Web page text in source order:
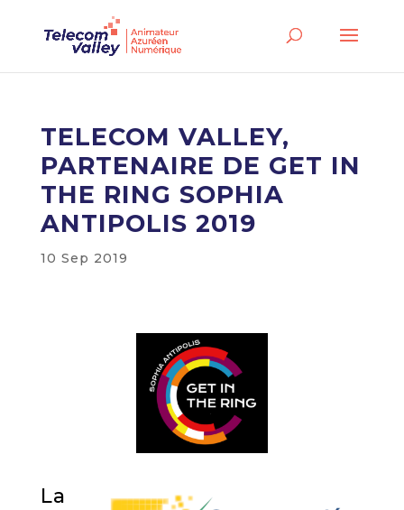
TELECOM VALLEY,
PARTENAIRE DE GET IN
THE RING SOPHIA
ANTIPOLIS 2019
10 Sep 2019
La